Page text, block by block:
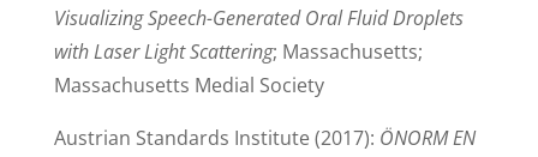
Visualizing Speech-Generated Oral Fluid Droplets
with Laser Light Scattering; Massachusetts;
Massachusetts Medial Society
Austrian Standards Institute (2017): ÖNORM EN